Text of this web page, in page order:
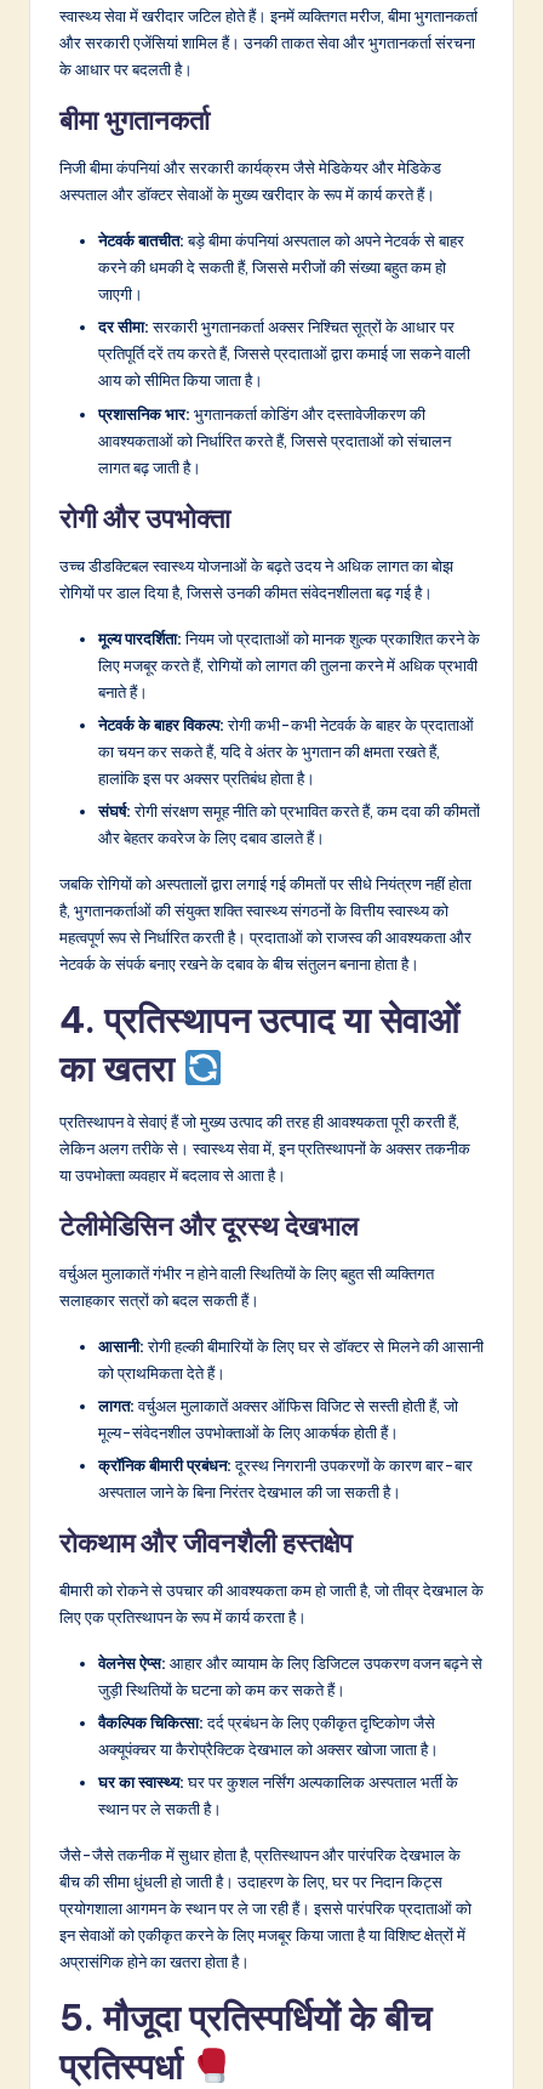
स्वास्थ्य सेवा में खरीदार जटिल होते हैं। इनमें व्यक्तिगत मरीज, बीमा भुगतानकर्ता
और सरकारी एजेंसियां शामिल हैं। उनकी ताकत सेवा और भुगतानकर्ता संरचना
के आधार पर बदलती है।
बीमा भुगतानकर्ता
निजी बीमा कंपनियां और सरकारी कार्यक्रम जैसे मेडिकेयर और मेडिकेड
अस्पताल और डॉक्टर सेवाओं के मुख्य खरीदार के रूप में कार्य करते हैं।
नेटवर्क बातचीत:बड़े बीमा कंपनियां अस्पताल को अपने नेटवर्क से बाहर
करने की धमकी दे सकती हैं, जिससे मरीजों की संख्या बहुत कम हो
जाएगी।
दर सीमा:सरकारी भुगतानकर्ता अक्सर निश्चित सूत्रों के आधार पर
प्रतिपूर्ति दरें तय करते हैं, जिससे प्रदाताओं द्वारा कमाई जा सकने वाली
आय को सीमित किया जाता है।
प्रशासनिक भार: भुगतानकर्ता कोडिंग और दस्तावेजीकरण की
आवश्यकताओं को निर्धारित करते हैं, जिससे प्रदाताओं को संचालन
लागत बढ़ जाती है।
रोगी और उपभोक्ता
उच्च डीडक्टिबल स्वास्थ्य योजनाओं के बढ़ते उदय ने अधिक लागत का बोझ
रोगियों पर डाल दिया है, जिससे उनकी कीमत संवेदनशीलता बढ़ गई है।
मूल्य पारदर्शिता:नियम जो प्रदाताओं को मानक शुल्क प्रकाशित करने के
लिए मजबूर करते हैं, रोगियों को लागत की तुलना करने में अधिक प्रभावी
बनाते हैं।
नेटवर्क के बाहर विकल्प:रोगी कभी-कभी नेटवर्क के बाहर के प्रदाताओं
का चयन कर सकते हैं, यदि वे अंतर के भुगतान की क्षमता रखते हैं,
हालांकि इस पर अक्सर प्रतिबंध होता है।
संघर्ष:रोगी संरक्षण समूह नीति को प्रभावित करते हैं, कम दवा की कीमतों
और बेहतर कवरेज के लिए दबाव डालते हैं।
जबकि रोगियों को अस्पतालों द्वारा लगाई गई कीमतों पर सीधे नियंत्रण नहीं होता
है, भुगतानकर्ताओं की संयुक्त शक्ति स्वास्थ्य संगठनों के वित्तीय स्वास्थ्य को
महत्वपूर्ण रूप से निर्धारित करती है। प्रदाताओं को राजस्व की आवश्यकता और
नेटवर्क के संपर्क बनाए रखने के दबाव के बीच संतुलन बनाना होता है।
4. प्रतिस्थापन उत्पाद या सेवाओं
का खतरा
प्रतिस्थापन वे सेवाएं हैं जो मुख्य उत्पाद की तरह ही आवश्यकता पूरी करती हैं,
लेकिन अलग तरीके से। स्वास्थ्य सेवा में, इन प्रतिस्थापनों के अक्सर तकनीक
या उपभोक्ता व्यवहार में बदलाव से आता है।
टेलीमेडिसिन और दूरस्थ देखभाल
वर्चुअल मुलाकातें गंभीर न होने वाली स्थितियों के लिए बहुत सी व्यक्तिगत
सलाहकार सत्रों को बदल सकती हैं।
आसानी:रोगी हल्की बीमारियों के लिए घर से डॉक्टर से मिलने की आसानी
को प्राथमिकता देते हैं।
लागत:वर्चुअल मुलाकातें अक्सर ऑफिस विजिट से सस्ती होती हैं, जो
मूल्य-संवेदनशील उपभोक्ताओं के लिए आकर्षक होती हैं।
क्रॉनिक बीमारी प्रबंधन:दूरस्थ निगरानी उपकरणों के कारण बार-बार
अस्पताल जाने के बिना निरंतर देखभाल की जा सकती है।
रोकथाम और जीवनशैली हस्तक्षेप
बीमारी को रोकने से उपचार की आवश्यकता कम हो जाती है, जो तीव्र देखभाल के
लिए एक प्रतिस्थापन के रूप में कार्य करता है।
वेलनेस ऐप्स: आहार और व्यायाम के लिए डिजिटल उपकरण वजन बढ़ने से
जुड़ी स्थितियों के घटना को कम कर सकते हैं।
वैकल्पिक चिकित्सा:दर्द प्रबंधन के लिए एकीकृत दृष्टिकोण जैसे
अक्यूपंक्चर या कैरोप्रैक्टिक देखभाल को अक्सर खोजा जाता है।
घर का स्वास्थ्य:घर पर कुशल नर्सिंग अल्पकालिक अस्पताल भर्ती के
स्थान पर ले सकती है।
जैसे-जैसे तकनीक में सुधार होता है, प्रतिस्थापन और पारंपरिक देखभाल के
बीच की सीमा धुंधली हो जाती है। उदाहरण के लिए, घर पर निदान किट्स
प्रयोगशाला आगमन के स्थान पर ले जा रही हैं। इससे पारंपरिक प्रदाताओं को
इन सेवाओं को एकीकृत करने के लिए मजबूर किया जाता है या विशिष्ट क्षेत्रों में
अप्रासंगिक होने का खतरा होता है।
5. मौजूदा प्रतिस्पर्धियों के बीच
प्रतिस्पर्धा